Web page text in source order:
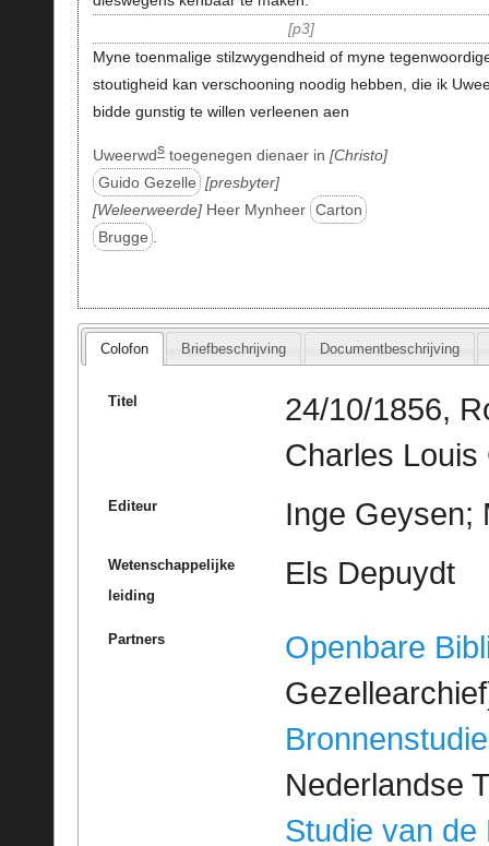
p3
Myne toenmalige stilzwygendheid of myne
stoutigheid kan verschooning noodig hebben, die ik
bidde gunstig te willen verleenen aen
Uweerwdstoegenegen dienaer in Christo
Guido Gezelle
presbyter
Weleerweerde Heer Mynheer Carton
Brugge
Colofon Briefbeschrijving Documentbeschrijving
Titel
24/10/1856,
Charles Louis
Editeur Inge Geysen;
Wetenschappelijke
leiding
Els Depuydt
Partners
Openbare
Bronnenstudie
Nederlandse
Studie van de